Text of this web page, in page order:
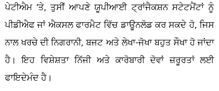
ਪੇਟੀਐਮ ‘ਤੇ, ਤੁਸੀਂ ਆਪਣੇ ਯੂਪੀਆਈ ਟ੍ਰਾਂਜੈਕਸ਼ਨ ਸਟੇਟਮੈਂਟਾਂ ਨੂੰ
ਪੀਡੀਐਫ ਜਾਂ ਐਕਸਲ ਫਾਰਮੈਟ ਵਿੱਚ ਡਾਊਨਲੋਡ ਕਰ ਸਕਦੇ ਹੋ, ਜਿਸ
ਨਾਲ ਖਰਚੇ ਦੀ ਨਿਗਰਾਨੀ, ਬਜਟ ਅਤੇ ਲੇਖਾ-ਜੋਖਾ ਬਹੁਤ ਸੌਖਾ ਹੋ ਜਾਂਦਾ
ਹੈ। ਇਹ ਵਿਸ਼ੇਸ਼ਤਾ ਨਿੱਜੀ ਅਤੇ ਕਾਰੋਬਾਰੀ ਦੋਵਾਂ ਜ਼ਰੂਰਤਾਂ ਲਈ
ਫਾਇਦੇਮੰਦ ਹੈ।